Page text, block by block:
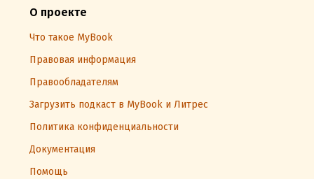
О проекте
Что такое MyBook
Правовая информация
Правообладателям
Загрузить подкаст в MyBook и Литрес
Политика конфиденциальности
Документация
Помощь